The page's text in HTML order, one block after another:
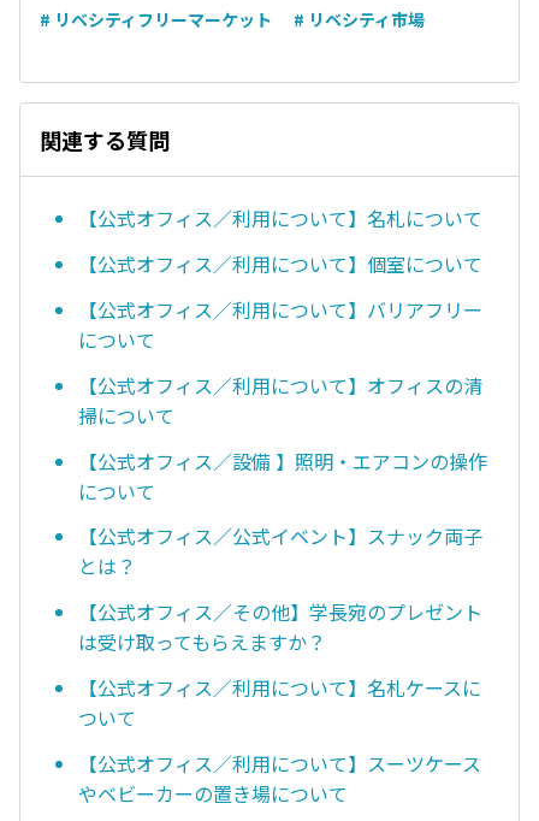
# リベシティフリーマーケット
# リベシティ市場
関連する質問
【公式オフィス／利用について】名札について
【公式オフィス／利用について】個室について
【公式オフィス／利用について】バリアフリー
について
【公式オフィス／利用について】オフィスの清
掃について
【公式オフィス／設備 】照明・エアコンの操作
について
【公式オフィス／公式イベント】スナック両子
とは？
【公式オフィス／その他】学長宛のプレゼント
は受け取ってもらえますか？
【公式オフィス／利用について】名札ケースに
ついて
【公式オフィス／利用について】スーツケース
やベビーカーの置き場について